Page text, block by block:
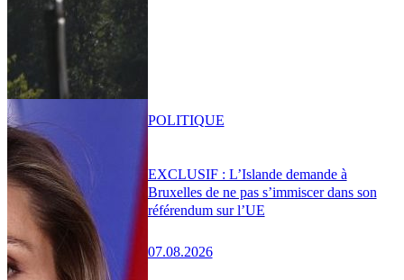
EXCLUSIF : L’Islande demande à
Bruxelles de ne pas s’immiscer dans son
référendum sur l’UE
07.08.2026
POLITIQUE